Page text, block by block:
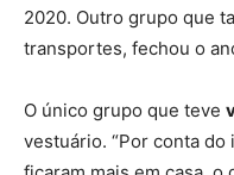
2020. Outro grupo que
transportes, fechou o
O único grupo que teve
vestuário. “Por conta